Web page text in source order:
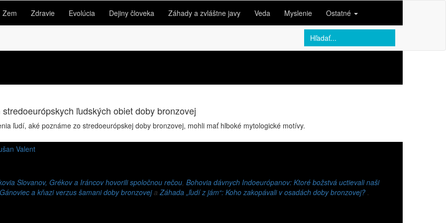
Zem Zdravie Evolúcia Dejiny človeka Záhady a zvláštne javy Veda Myslenie Ostatné
ľudských obiet doby bronzovej
ľudí, aké poznáme zo stredoeurópskej doby bronzovej, mohli mať hlboké mytologické motívy.
Valent
Slovanov, Grékov a Iráncov hovorili spoločnou rečou, Bohovia dávnych Indoeurópanov: Ktoré božstvá uctievali naši
a kňazi verzus šamani doby bronzovejaZáhada „ľudí z jám“: Koho zakopávali v osadách doby bronzovej?.